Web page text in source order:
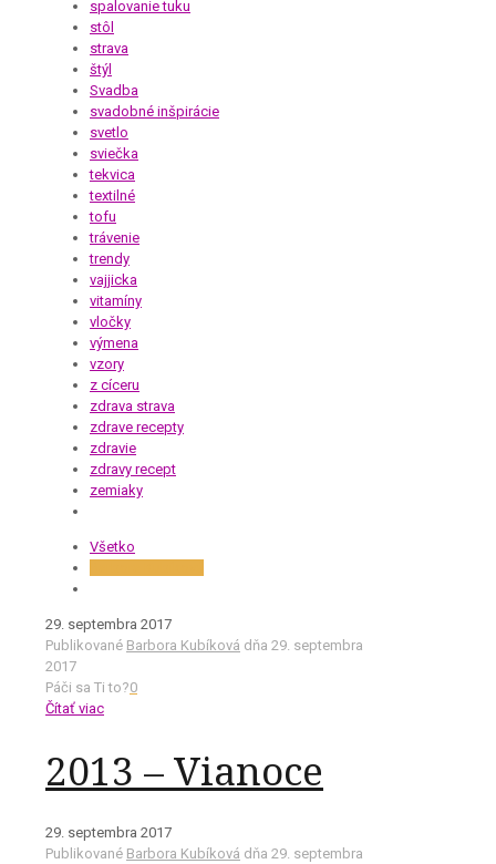
spalovanie tuku
stôl
strava
štýl
Svadba
svadobné inšpirácie
svetlo
sviečka
tekvica
textilné
tofu
trávenie
trendy
vajjicka
vitamíny
vločky
výmena
vzory
z cíceru
zdrava strava
zdrave recepty
zdravie
zdravy recept
zemiaky
Všetko
29. septembra 2017
Publikované Barbora Kubíková dňa 29. septembra
2017
Páči sa Ti to?0
Čítať viac
2013 – Vianoce
29. septembra 2017
Publikované Barbora Kubíková dňa 29. septembra